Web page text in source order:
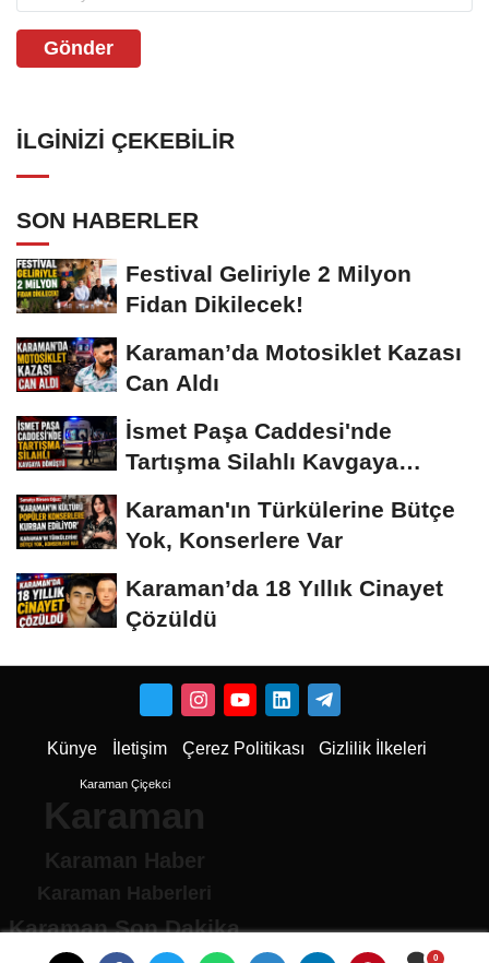
Gönder
İLGINIZI ÇEKEBILIR
SON HABERLER
Festival Geliriyle 2 Milyon
Fidan Dikilecek!
Karaman’da Motosiklet Kazası
Can Aldı
İsmet Paşa Caddesi'nde
Tartışma Silahlı Kavgaya
Karaman'ın Türkülerine Bütçe
Yok, Konserlere Var
Karaman’da 18 Yıllık Cinayet
Çözüldü
Künye İletişim Çerez Politikası Gizlilik İlkeleri
Karaman Çiçekci
Karaman
Karaman Haber
Karaman Haberleri
Karaman Son Dakika
Karaman son dakika Haberleri